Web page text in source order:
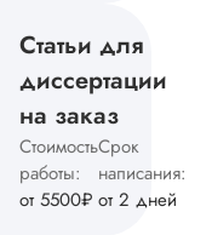
Статьи для
диссертации
на заказ
Стоимость
работы:
от 5500₽
Срок
написания:
от 2 дней
исследования.
Уникальность тоже
порадовала, с...
Читать полный